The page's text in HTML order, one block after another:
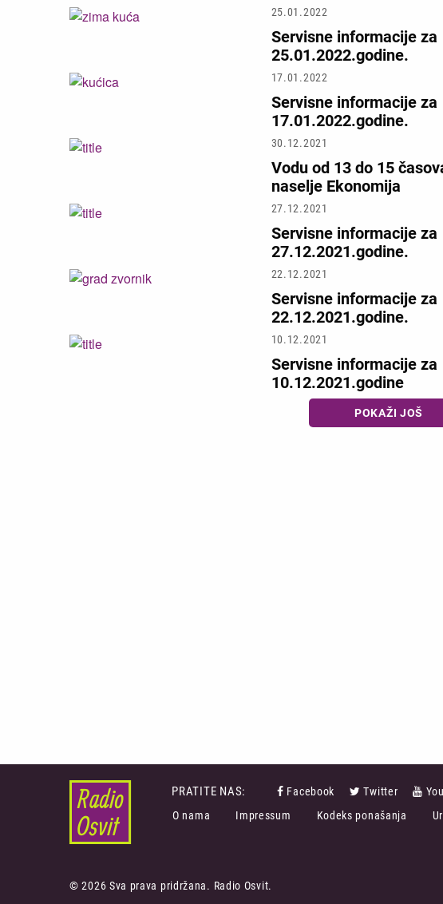
25.01.2022
Servisne informacije za
25.01.2022.godine.
17.01.2022
Servisne informacije za
17.01.2022.godine.
30.12.2021
Vodu od 13 do 15
naselje Ekonomija
27.12.2021
Servisne informacije za
27.12.2021.godine.
22.12.2021
Servisne informacije za
22.12.2021.godine.
10.12.2021
Servisne informacije za
10.12.2021.godine
POKAŽI JOŠ
PRATITE NAS: Facebook Twitter
MENU
O nama Impressum Kodeks ponašanja
© 2026 Sva prava pridržana. Radio Osvit.